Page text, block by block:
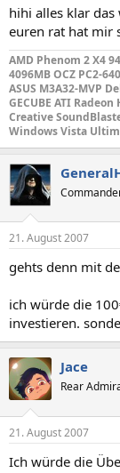
hihi alles klar
euren rat hat mir
AMD Phenom 2 X4
4096MB OCZ PC2-
ASUS M3A32-MVP
GECUBE ATI Radeon
Creative
Windows Vista
21. August 2007
gehts denn mit
ich würde die
investieren.
Jace
Rear
21. August 2007
Ich würde die